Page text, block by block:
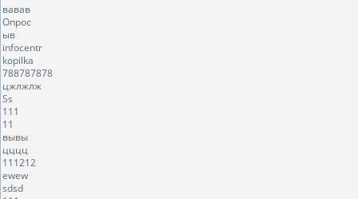
вавав
Опрос
ыв
infocentr
kopilka
788787878
цжлжлж
Ss
111
11
вывы
цццц
111212
ewew
sdsd